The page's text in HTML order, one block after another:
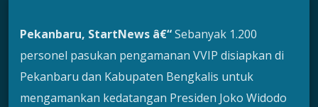
Pekanbaru, StartNews â€“Sebanyak 1.200
personel pasukan pengamanan VVIP disiapkan di
Pekanbaru dan Kabupaten Bengkalis untuk
mengamankan kedatangan Presiden Joko Widodo